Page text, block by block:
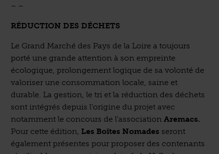
– –
RÉDUCTION DES DÉCHETS
Le Grand Marché des Pays de la Loire a toujours
porté une grande attention à son empreinte
écologique, prolongement logique de sa volonté de
valoriser une consommation locale, saine et
durable. La gestion, le tri et la réduction des déchets
sont intégrés depuis l’origine du projet avec
notamment le concours de l’associationAremacs.
Pour cette édition, Les Boîtes Nomades seront
également présentes pour proposer des contenants